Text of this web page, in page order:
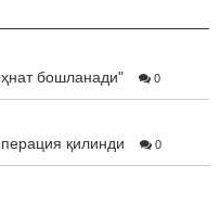
бошланади" 0
қилинди 0